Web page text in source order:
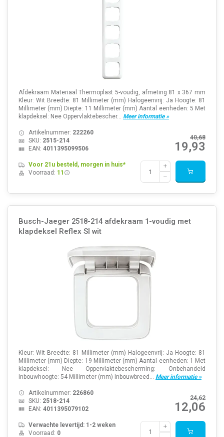
Afdekraam Materiaal Thermoplast 5-voudig, afmeting 81 x 367 mm
Kleur: Wit Breedte: 81 Millimeter (mm) Halogeenvrij: Ja Hoogte: 81
Millimeter (mm) Diepte: 11 Millimeter (mm) Aantal eenheden: 5 Met
klapdeksel: Nee Oppervlaktebescher... Meer informatie »
40,68
19,93
Artikelnummer: 222260
SKU: 2515-214
EAN: 4011395099506
Voor 21u besteld, morgen in huis*
Voorraad: 11
Busch-Jaeger 2518-214 afdekraam 1-voudig met
klapdeksel Reflex SI wit
Kleur: Wit Breedte: 81 Millimeter (mm) Halogeenvrij: Ja Hoogte: 81
Millimeter (mm) Diepte: 19 Millimeter (mm) Aantal eenheden: 1 Met
klapdeksel: Nee Oppervlaktebescherming: Onbehandeld
Inbouwhoogte: 54 Millimeter (mm) Inbouwbreed... Meer informatie »
24,62
12,06
Artikelnummer: 226860
SKU: 2518-214
EAN: 4011395079102
Verwachte levertijd: 1-2 weken
Voorraad: 0